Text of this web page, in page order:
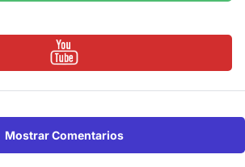
Mostrar Comentarios